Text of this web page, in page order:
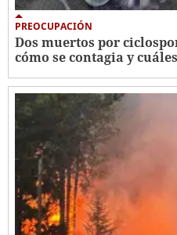
PREOCUPACIÓN
Dos muertos por
cómo se contagia y